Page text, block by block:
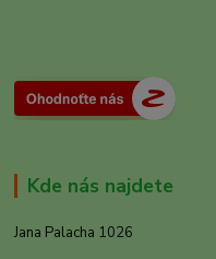
Kde nás najdete
Jana Palacha 1026